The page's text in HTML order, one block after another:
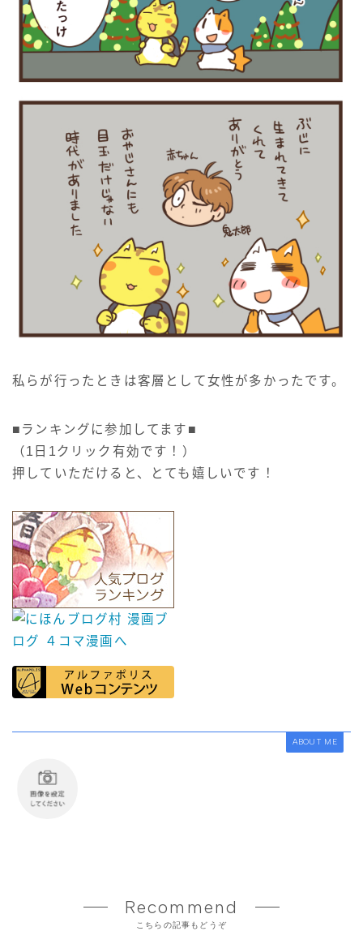
私らが行ったときは客層として女性が多かったです。
■ランキングに参加してます■
（1日1クリック有効です！）
押していただけると、とても嬉しいです！
ABOUT ME
Recommend
こちらの記事もどうぞ